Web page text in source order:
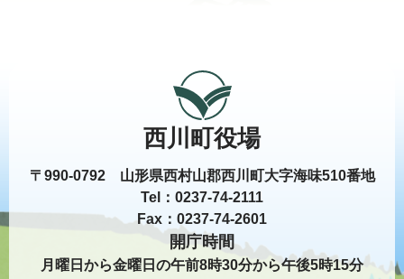
西川町役場
〒990-0792 山形県西村山郡西川町大字海味510番地
Tel：0237-74-2111
Fax：0237-74-2601
開庁時間
月曜日から金曜日の午前8時30分から午後5時15分